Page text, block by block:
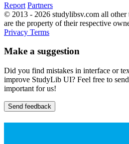
Report Partners
© 2013 - 2026 studylibsv.com all other
are the property of their respective
Privacy Terms
Make a suggestion
Did you find mistakes in interface or
improve StudyLib UI? Feel free to
important for us!
Send feedback